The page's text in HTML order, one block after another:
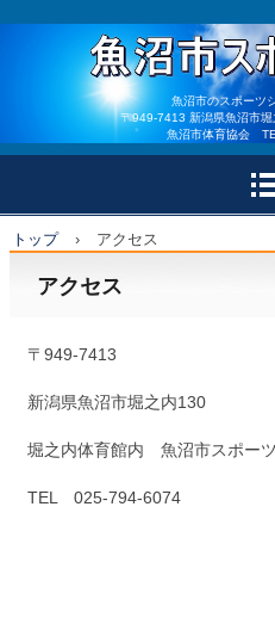
魚沼市体育
スポー
魚沼市のスポーツ
〒949-7413 新潟県魚沼市
魚沼市体育協会
トップ › アクセス
アクセス
〒949-7413
新潟県魚沼市堀之内130
堀之内体育館内 魚沼市スポー
TEL 025-794-6074